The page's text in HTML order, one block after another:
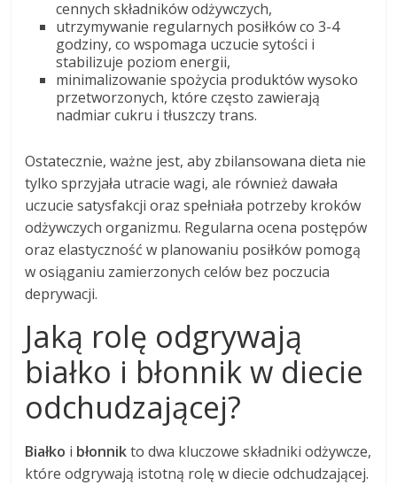
cennych składników odżywczych,
utrzymywanie regularnych posiłków co 3-4
godziny, co wspomaga uczucie sytości i
stabilizuje poziom energii,
minimalizowanie spożycia produktów wysoko
przetworzonych, które często zawierają
nadmiar cukru i tłuszczy trans.
Ostatecznie, ważne jest, aby zbilansowana dieta nie
tylko sprzyjała utracie wagi, ale również dawała
uczucie satysfakcji oraz spełniała potrzeby kroków
odżywczych organizmu. Regularna ocena postępów
oraz elastyczność w planowaniu posiłków pomogą
w osiąganiu zamierzonych celów bez poczucia
deprywacji.
Jaką rolę odgrywają
białko i błonnik w diecie
odchudzającej?
Białko i błonnikto dwa kluczowe składniki odżywcze,
które odgrywają istotną rolę w diecie odchudzającej.